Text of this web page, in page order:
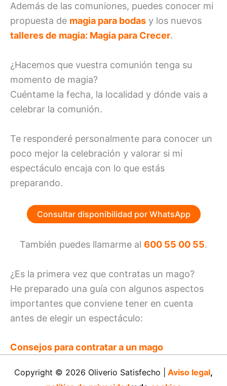
Además de las comuniones, puedes conocer mi
propuesta de magia para bodas y los nuevos
talleres de magia: Magia para Crecer.
¿Hacemos que vuestra comunión tenga su
momento de magia?
Cuéntame la fecha, la localidad y dónde vais a
celebrar la comunión.
Te responderé personalmente para conocer un
poco mejor la celebración y valorar si mi
espectáculo encaja con lo que estás
preparando.
Consultar disponibilidad por WhatsApp
También puedes llamarme al 600 55 00 55.
¿Es la primera vez que contratas un mago?
He preparado una guía con algunos aspectos
importantes que conviene tener en cuenta
antes de elegir un espectáculo:
Consejos para contratar a un mago
Copyright © 2026 Oliverio Satisfecho | Aviso legal,